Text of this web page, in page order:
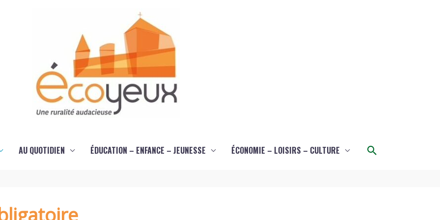
AU QUOTIDIEN ÉDUCATION – ENFANCE – JEUNESSE ÉCONOMIE – LOISIRS – CULTURE Rechercher